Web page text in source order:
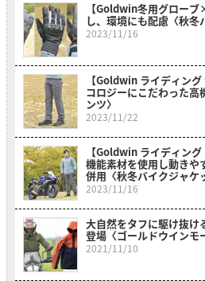
【Goldwin冬用グロー
し、環境にも配慮〈秋冬
2023/11/16
【Goldwin ライディン
コロジーにこだわった高
ンツ〉
2023/11/22
【Goldwin ライディン
機能素材を使用し動きや
併用〈秋冬バイクジャケ
2023/11/16
大自然をタフに駆け抜け
登場〈ゴールドウインモ
2021/11/10